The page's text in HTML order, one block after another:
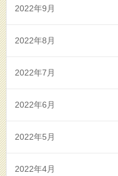
2022年9月
2022年8月
2022年7月
2022年6月
2022年5月
2022年4月